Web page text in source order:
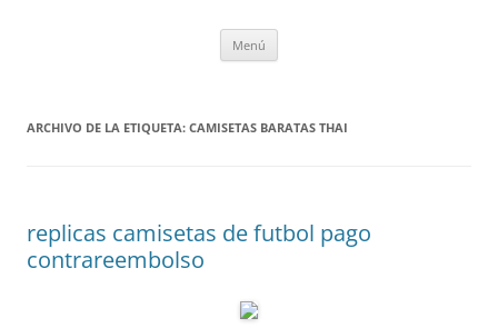
Menú
ARCHIVO DE LA ETIQUETA: CAMISETAS BARATAS THAI
replicas camisetas de futbol pago
contrareembolso